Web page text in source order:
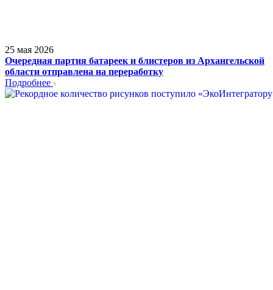
25 мая 2026
Очередная партия батареек и блистеров из Архангельской
области отправлена на переработку
Подробнее